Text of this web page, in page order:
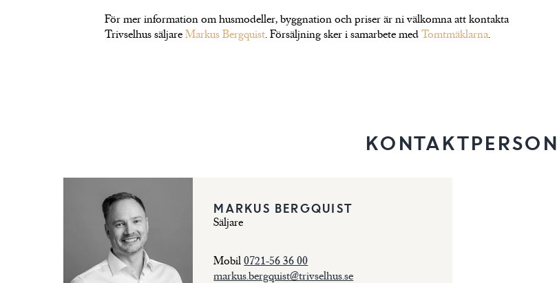
För mer information om husmodeller, byggnation och priser är ni välkomna att kontakta
Trivselhus säljare Markus Bergquist. Försäljning sker i samarbete med Tomtmäklarna.
KONTAKTPERSON
MARKUS BERGQUIST
Säljare
Mobil0721-56 36 00
markus.bergquist@trivselhus.se